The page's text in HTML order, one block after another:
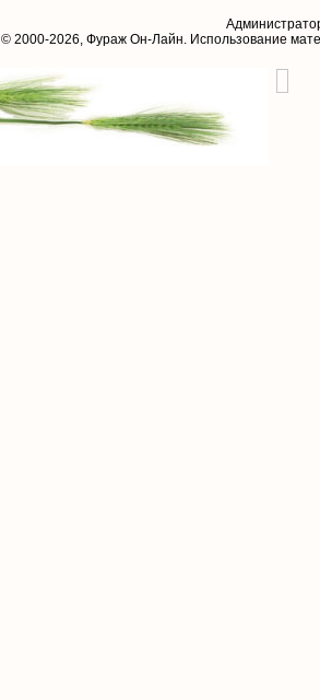
© 2000-2026, Фураж Он-Лайн. Использование